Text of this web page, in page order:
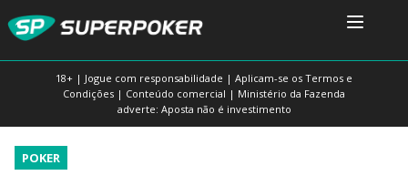
18+ | Jogue com responsabilidade | Aplicam-se os Termos e
Condições | Conteúdo comercial | Ministério da Fazenda
adverte: Aposta não é investimento
POKER